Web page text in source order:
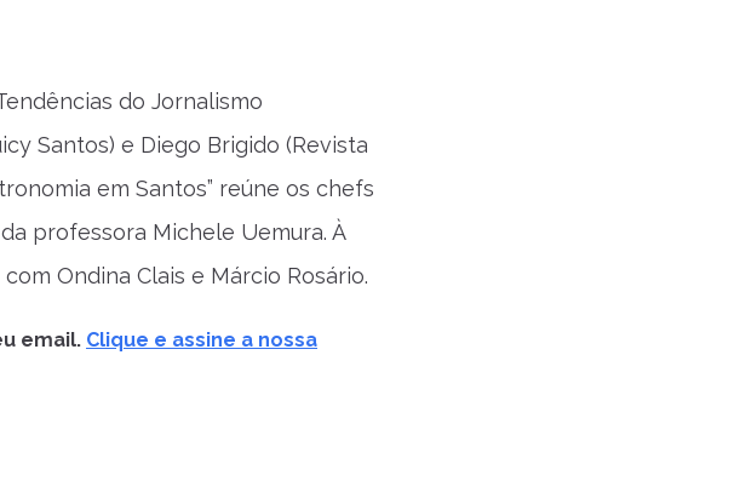
do Jornalismo
Santos) e Diego Brigido (Revista
em Santos” reúne os chefs
professora Michele Uemura. À
Ondina Clais e Márcio Rosário.
email. Clique e assine a nossa